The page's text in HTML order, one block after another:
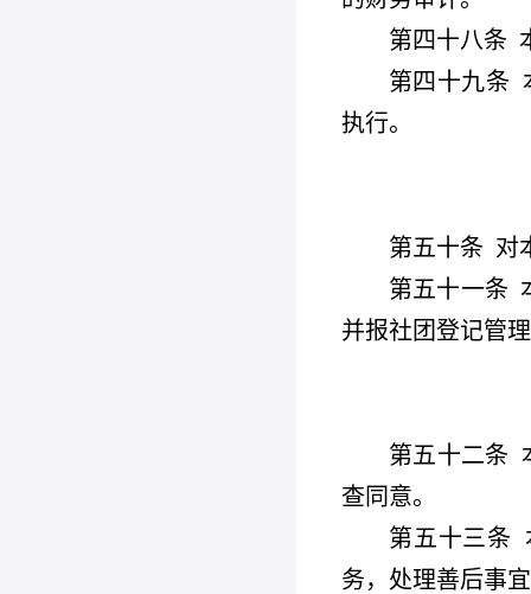
第四十八条
第四十九条
执行。
第五十条 对
第五十一条
并报社团登记管
第五十二条
查同意。
第五十三条
务，处理善后事